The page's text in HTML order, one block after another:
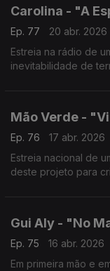
Carolina - "A
Ep. 77
20 abr. 2026
Estreia na rádio de
inevitabilidade de
Mão Verde -
Ep. 76
17 abr. 2026
Estreia nacional de
deste projeto para
Gui Aly - "No
Ep. 75
16 abr. 2026
Em primeira mão e